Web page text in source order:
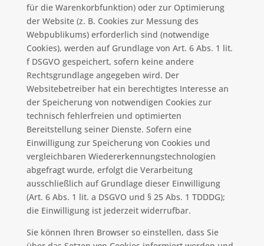
für die Warenkorbfunktion) oder zur Optimierung
der Website (z. B. Cookies zur Messung des
Webpublikums) erforderlich sind (notwendige
Cookies), werden auf Grundlage von Art. 6 Abs. 1 lit.
f DSGVO gespeichert, sofern keine andere
Rechtsgrundlage angegeben wird. Der
Websitebetreiber hat ein berechtigtes Interesse an
der Speicherung von notwendigen Cookies zur
technisch fehlerfreien und optimierten
Bereitstellung seiner Dienste. Sofern eine
Einwilligung zur Speicherung von Cookies und
vergleichbaren Wiedererkennungstechnologien
abgefragt wurde, erfolgt die Verarbeitung
ausschließlich auf Grundlage dieser Einwilligung
(Art. 6 Abs. 1 lit. a DSGVO und § 25 Abs. 1 TDDDG);
die Einwilligung ist jederzeit widerrufbar.
Sie können Ihren Browser so einstellen, dass Sie